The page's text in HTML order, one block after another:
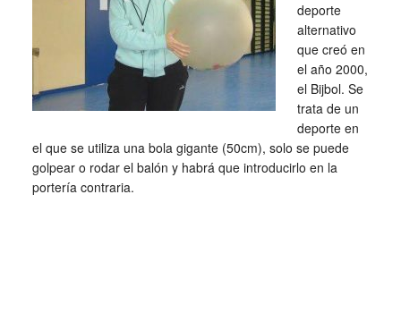
deporte
alternativo
que creó en
el año 2000,
el Bijbol. Se
trata de un
deporte en
el que se utiliza una bola gigante (50cm), solo se puede
golpear o rodar el balón y habrá que introducirlo en la
portería contraria.